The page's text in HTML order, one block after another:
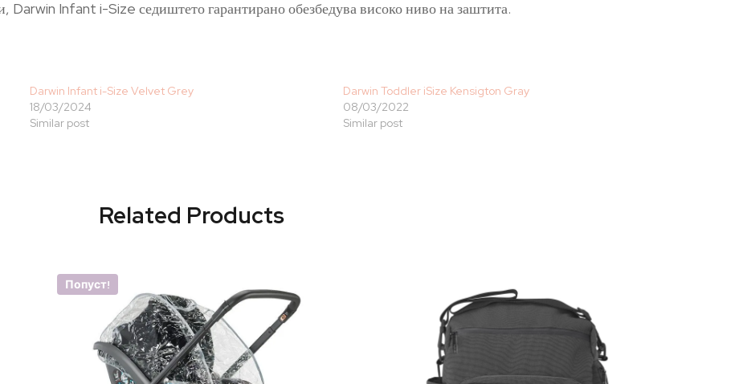
Darwin Infant i-Size седиштето гарантирано обезбедува високо ниво на заштита.
Darwin Infant i-Size Velvet Grey
18/03/2024
Similar post
Darwin Toddler iSize Kensigton Gray
08/03/2022
Similar post
Related Products
Попуст!